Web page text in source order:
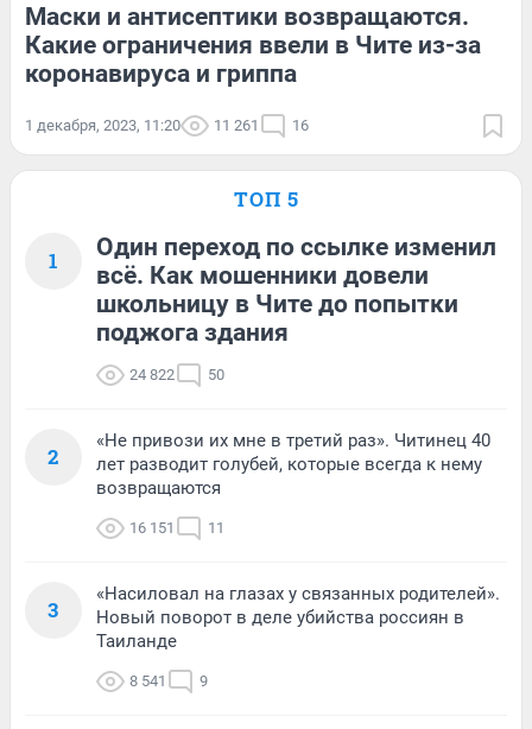
Маски и антисептики возвращаются.
Какие ограничения ввели в Чите из-за
коронавируса и гриппа
1 декабря, 2023, 11:20 11 261 16
ТОП 5
1
Один переход по ссылке изменил
всё. Как мошенники довели
школьницу в Чите до попытки
поджога здания
24 822 50
2
«Не привози их мне в третий раз». Читинец 40
лет разводит голубей, которые всегда к нему
возвращаются
16 151 11
3
«Насиловал на глазах у связанных родителей».
Новый поворот в деле убийства россиян в
Таиланде
8 541 9